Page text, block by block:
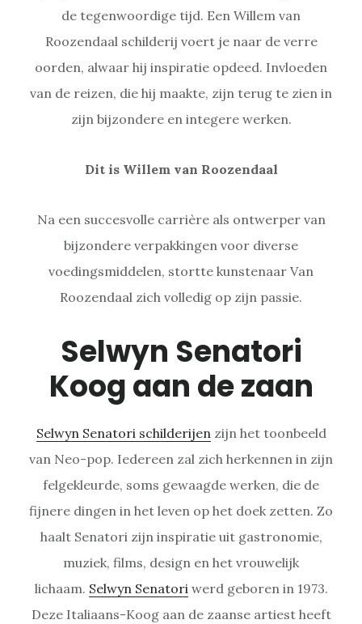
de tegenwoordige tijd. Een Willem van
Roozendaal schilderij voert je naar de verre
oorden, alwaar hij inspiratie opdeed. Invloeden
van de reizen, die hij maakte, zijn terug te zien in
zijn bijzondere en integere werken.
Dit is Willem van Roozendaal
Na een succesvolle carrière als ontwerper van
bijzondere verpakkingen voor diverse
voedingsmiddelen, stortte kunstenaar Van
Roozendaal zich volledig op zijn passie.
Selwyn Senatori
Koog aan de zaan
Selwyn Senatori schilderijen zijn het toonbeeld
van Neo-pop. Iedereen zal zich herkennen in zijn
felgekleurde, soms gewaagde werken, die de
fijnere dingen in het leven op het doek zetten. Zo
haalt Senatori zijn inspiratie uit gastronomie,
muziek, films, design en het vrouwelijk
lichaam. Selwyn Senatori werd geboren in 1973.
Deze Italiaans-Koog aan de zaanse artiest heeft